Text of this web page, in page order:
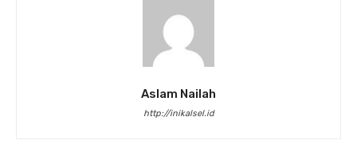
Aslam Nailah
http://inikalsel.id